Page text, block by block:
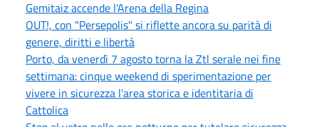
Gemitaiz accende l'Arena della Regina
OUT!, con "Persepolis" si riflette ancora su parità di
genere, diritti e libertà
Porto, da venerdì 7 agosto torna la Ztl serale nei fine
settimana: cinque weekend di sperimentazione per
vivere in sicurezza l'area storica e identitaria di
Cattolica